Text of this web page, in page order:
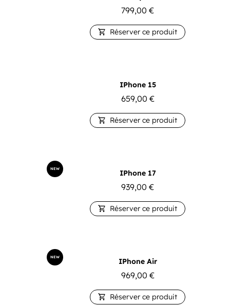
799,00 €
 Réserver ce produit
IPhone 15
659,00 €
 Réserver ce produit
NEW IPhone 17
939,00 €
 Réserver ce produit
NEW IPhone Air
969,00 €
 Réserver ce produit